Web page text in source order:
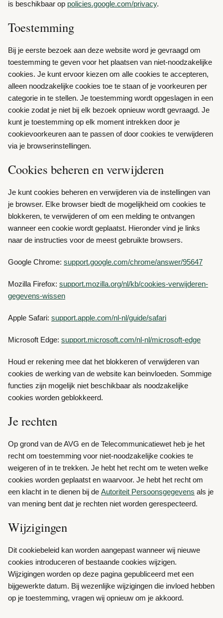
is beschikbaar op policies.google.com/privacy.
Toestemming
Bij je eerste bezoek aan deze website word je gevraagd om
toestemming te geven voor het plaatsen van niet-noodzakelijke
cookies. Je kunt ervoor kiezen om alle cookies te accepteren,
alleen noodzakelijke cookies toe te staan of je voorkeuren per
categorie in te stellen. Je toestemming wordt opgeslagen in een
cookie zodat je niet bij elk bezoek opnieuw wordt gevraagd. Je
kunt je toestemming op elk moment intrekken door je
cookievoorkeuren aan te passen of door cookies te verwijderen
via je browserinstellingen.
Cookies beheren en verwijderen
Je kunt cookies beheren en verwijderen via de instellingen van
je browser. Elke browser biedt de mogelijkheid om cookies te
blokkeren, te verwijderen of om een melding te ontvangen
wanneer een cookie wordt geplaatst. Hieronder vind je links
naar de instructies voor de meest gebruikte browsers.
Google Chrome: support.google.com/chrome/answer/95647
Mozilla Firefox: support.mozilla.org/nl/kb/cookies-verwijderen-
gegevens-wissen
Apple Safari: support.apple.com/nl-nl/guide/safari
Microsoft Edge: support.microsoft.com/nl-nl/microsoft-edge
Houd er rekening mee dat het blokkeren of verwijderen van
cookies de werking van de website kan beinvloeden. Sommige
functies zijn mogelijk niet beschikbaar als noodzakelijke
cookies worden geblokkeerd.
Je rechten
Op grond van de AVG en de Telecommunicatiewet heb je het
recht om toestemming voor niet-noodzakelijke cookies te
weigeren of in te trekken. Je hebt het recht om te weten welke
cookies worden geplaatst en waarvoor. Je hebt het recht om
een klacht in te dienen bij de Autoriteit Persoonsgegevens als je
van mening bent dat je rechten niet worden gerespecteerd.
Wijzigingen
Dit cookiebeleid kan worden aangepast wanneer wij nieuwe
cookies introduceren of bestaande cookies wijzigen.
Wijzigingen worden op deze pagina gepubliceerd met een
bijgewerkte datum. Bij wezenlijke wijzigingen die invloed hebben
op je toestemming, vragen wij opnieuw om je akkoord.